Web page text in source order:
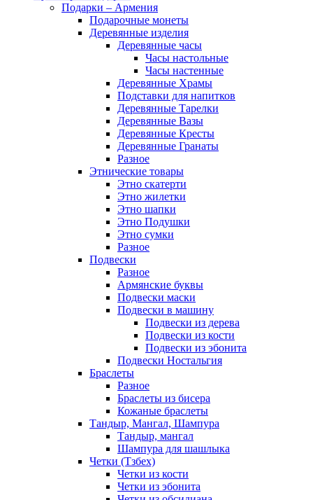
Подарки – Армения
Подарочные монеты
Деревянные изделия
Деревянные часы
Часы настольные
Часы настенные
Деревянные Храмы
Подставки для напитков
Деревянные Тарелки
Деревянные Вазы
Деревянные Кресты
Деревянные Гранаты
Разное
Этнические товары
Этно скатерти
Этно жилетки
Этно шапки
Этно Подушки
Этно сумки
Разное
Подвески
Разное
Армянские буквы
Подвески маски
Подвески в машину
Подвески из дерева
Подвески из кости
Подвески из эбонита
Подвески Ностальгия
Браслеты
Разное
Браслеты из бисера
Кожаные браслеты
Тандыр, Мангал, Шампура
Тандыр, мангал
Шампура для шашлыка
Четки (Тзбех)
Четки из кости
Четки из эбонита